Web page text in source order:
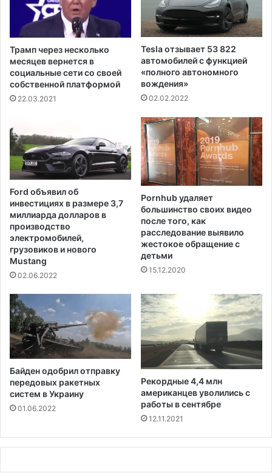
й
а
р
о
т
н
о
й
п
л
а
е
в
р
з
м
е
р
е
1
5
д
о
л
а
р
л
т
и
т
0
т
ы
с
ч
о
л
л
а
р
в
з
а
т
о
ч
т
о
у
Трамп через несколько
месяцев вернется в
социальные сети со своей
собственной платформой
22.03.2021
Tesla отзывает 53 822
автомобилей с функцией
«полного автономного
вождения»
02.02.2022
Ford объявил об
инвестициях в размере 3,7
миллиарда долларов в
производство
электромобилей,
грузовиков и нового
Mustang
02.06.2022
Pornhub удаляет
большинство своих видео
после того, как
расследование выявило
жестокое обращение с
детьми
15.12.2020
Байден одобрил отправку
передовых ракетных
систем в Украину
01.06.2022
Рекордные 4,4 млн
американцев уволились с
работы в сентябре
12.11.2021